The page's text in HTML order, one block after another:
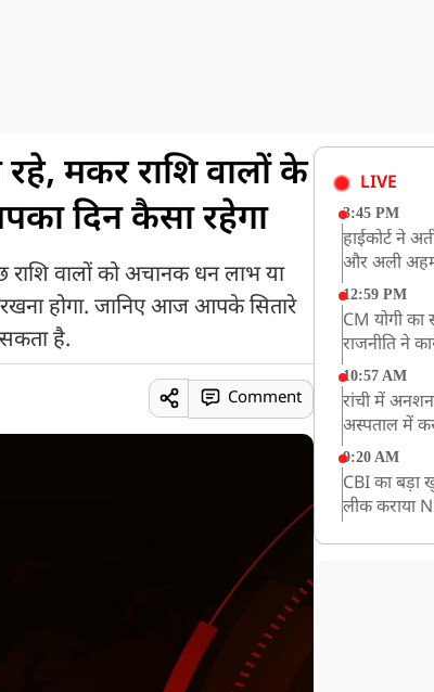
मकर राशि वालों के
दिन कैसा रहेगा
वालों को अचानक धन लाभ या
होगा. जानिए आज आपके सितारे
है.
Comment
LIVE
3:45 PM
हाईकोर्ट ने
और अली
12:59 PM
CM योगी
राजनीति ने
10:57 AM
रांची में
अस्पताल में
9:20 AM
CBI का बड़ा
लीक कराया
उत्तराखंड: